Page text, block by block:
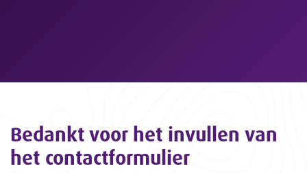
Bedankt voor het invullen van
het contactformulier